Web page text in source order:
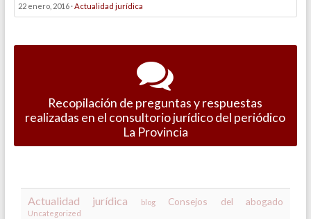
22 enero, 2016 ·Actualidad jurídica
Recopilación de preguntas y respuestas
realizadas en el consultorio jurídico del periódico
La Provincia
Actualidad jurídica blog Consejos del abogado
Uncategorized